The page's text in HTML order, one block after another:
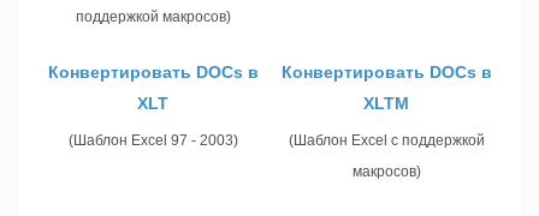
поддержкой макросов)
Конвертировать DOCs в
XLT
(Шаблон Excel 97 - 2003)
Конвертировать DOCs в
XLTM
(Шаблон Excel с поддержкой
макросов)